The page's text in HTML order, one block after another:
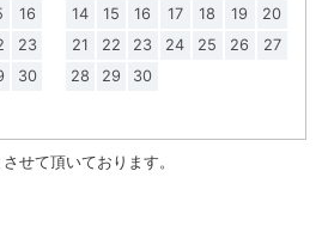
16
23
30
14
15 16 17 18 19
20
21
22 23 24 25 26
27
28
29 30
せて頂いております。